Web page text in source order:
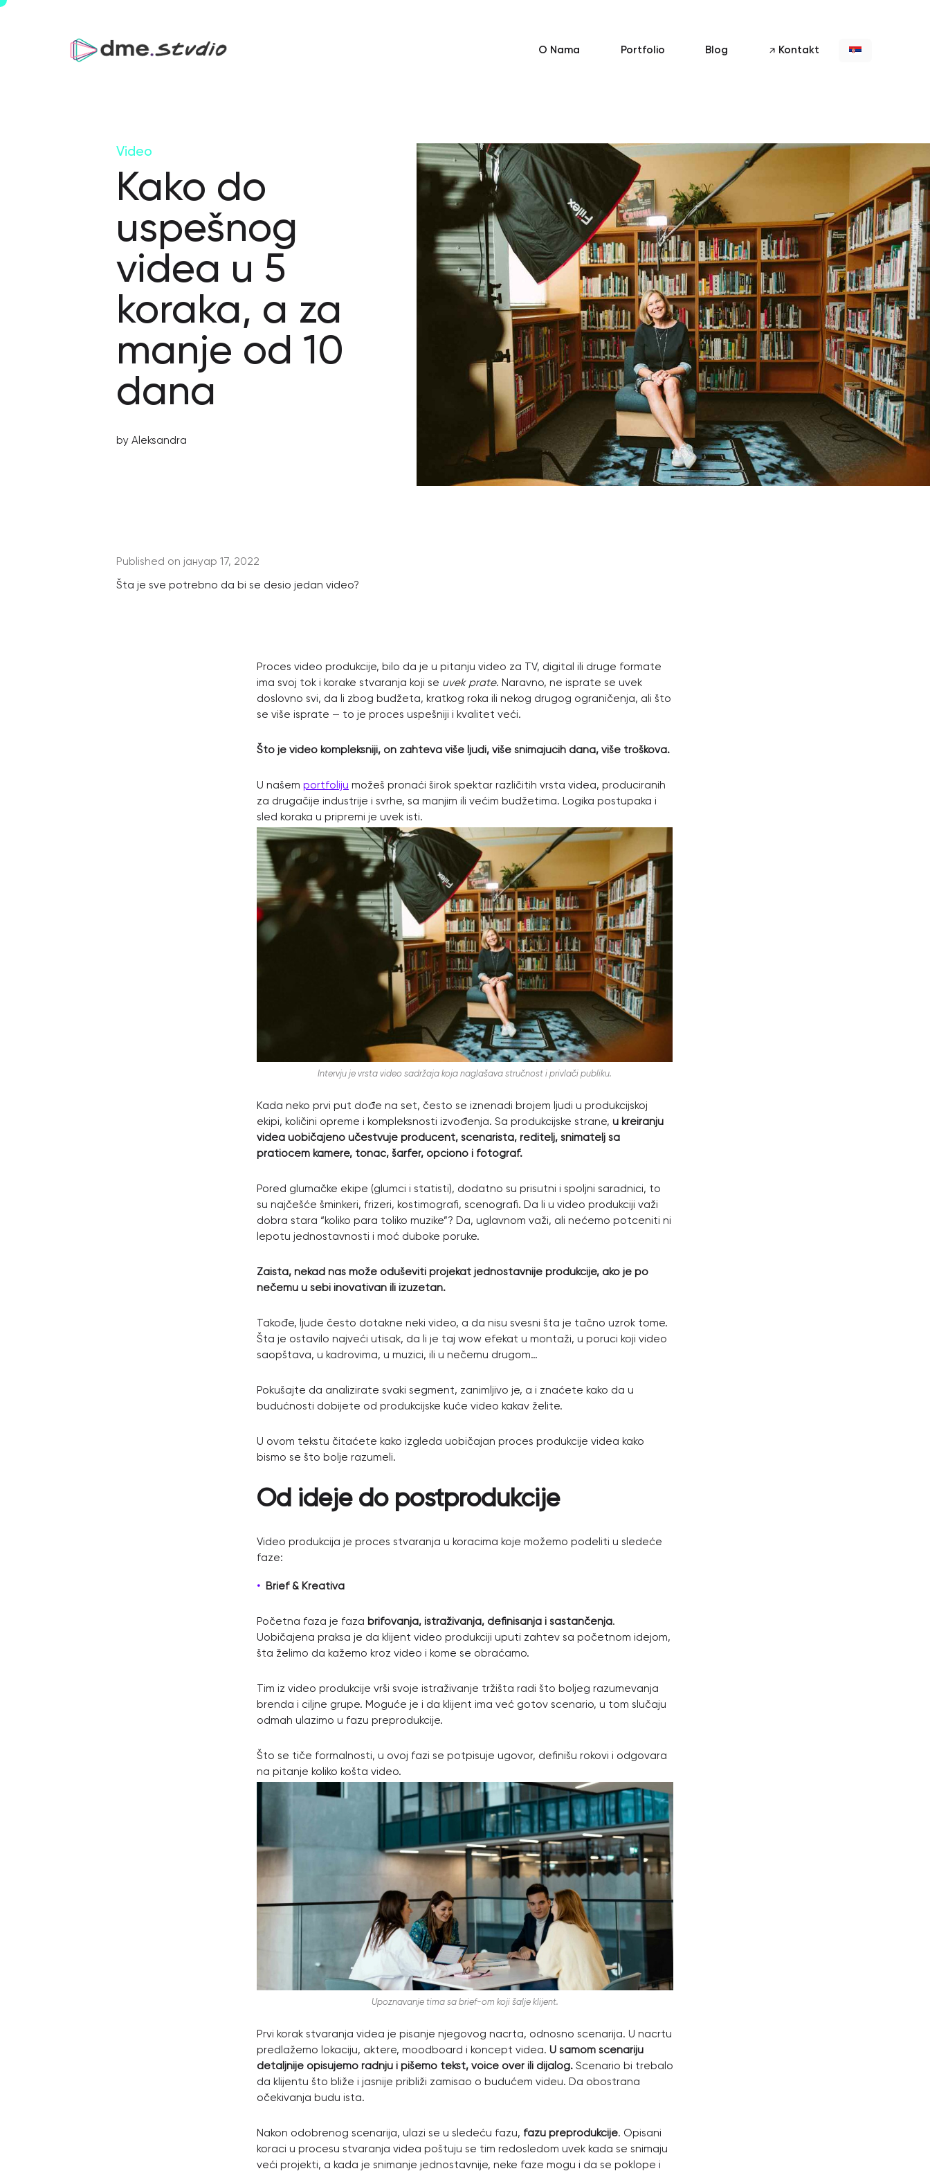
O Nama Portfolio Blog Kontakt
Video
Kako do
uspešnog
videa u 5
koraka, a za
manje od 10
dana
by Aleksandra
Published on јануар 17, 2022
Šta je sve potrebno da bi se desio jedan video?
Proces video produkcije, bilo da je u pitanju video za TV, digital ili druge formate
ima svoj tok i korake stvaranja koji se uvek prate. Naravno, ne isprate se uvek
doslovno svi, da li zbog budžeta, kratkog roka ili nekog drugog ograničenja, ali što
se više isprate — to je proces uspešniji i kvalitet veći.
Što je video kompleksniji, on zahteva više ljudi, više snimajućih dana, više troškova.
U našem portfoliju možeš pronaći širok spektar različitih vrsta videa, produciranih
za drugačije industrije i svrhe, sa manjim ili većim budžetima. Logika postupaka i
sled koraka u pripremi je uvek isti.
Intervju je vrsta video sadržaja koja naglašava stručnost i privlači publiku.
Kada neko prvi put dođe na set, često se iznenadi brojem ljudi u produkcijskoj
ekipi, količini opreme i kompleksnosti izvođenja. Sa produkcijske strane, u kreiranju
videa uobičajeno učestvuje producent, scenarista, reditelj, snimatelj sa
pratiocem kamere, tonac, šarfer, opciono i fotograf.
Pored glumačke ekipe (glumci i statisti), dodatno su prisutni i spoljni saradnici, to
su najčešće šminkeri, frizeri, kostimografi, scenografi. Da li u video produkciji važi
dobra stara “koliko para toliko muzike”? Da, uglavnom važi, ali nećemo potceniti ni
lepotu jednostavnosti i moć duboke poruke.
Zaista, nekad nas može oduševiti projekat jednostavnije produkcije, ako je po
nečemu u sebi inovativan ili izuzetan.
Takođe, ljude često dotakne neki video, a da nisu svesni šta je tačno uzrok tome.
Šta je ostavilo najveći utisak, da li je taj wow efekat u montaži, u poruci koji video
saopštava, u kadrovima, u muzici, ili u nečemu drugom…
Pokušajte da analizirate svaki segment, zanimljivo je, a i znaćete kako da u
budućnosti dobijete od produkcijske kuće video kakav želite.
U ovom tekstu čitaćete kako izgleda uobičajan proces produkcije videa kako
bismo se što bolje razumeli.
Od ideje do postprodukcije
Video produkcija je proces stvaranja u koracima koje možemo podeliti u sledeće
faze:
Brief & Kreativa
Početna faza je faza brifovanja, istraživanja, definisanja i sastančenja.
Uobičajena praksa je da klijent video produkciji uputi zahtev sa početnom idejom,
šta želimo da kažemo kroz video i kome se obraćamo.
Tim iz video produkcije vrši svoje istraživanje tržišta radi što boljeg razumevanja
brenda i ciljne grupe. Moguće je i da klijent ima već gotov scenario, u tom slučaju
odmah ulazimo u fazu preprodukcije.
Što se tiče formalnosti, u ovoj fazi se potpisuje ugovor, definišu rokovi i odgovara
na pitanje koliko košta video.
Upoznavanje tima sa brief-om koji šalje klijent.
Prvi korak stvaranja videa je pisanje njegovog nacrta, odnosno scenarija. U nacrtu
predlažemo lokaciju, aktere, moodboard i koncept videa. U samom scenariju
detaljnije opisujemo radnju i pišemo tekst, voice over ili dijalog. Scenario bi trebalo
da klijentu što bliže i jasnije približi zamisao o budućem videu. Da obostrana
očekivanja budu ista.
Nakon odobrenog scenarija, ulazi se u sledeću fazu, fazu preprodukcije. Opisani
koraci u procesu stvaranja videa poštuju se tim redosledom uvek kada se snimaju
veći projekti, a kada je snimanje jednostavnije, neke faze mogu i da se poklope i